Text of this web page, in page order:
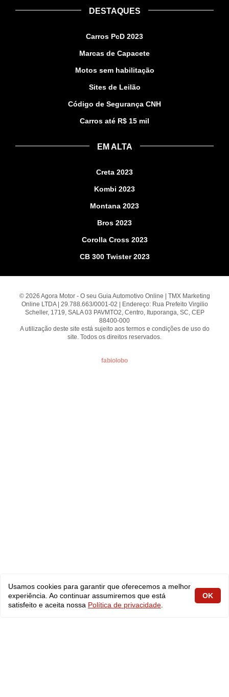
DESTAQUES
Carros PcD 2023
Marcas de Capacete
Motos sem habilitação
Sites de Leilão
Código de Segurança CNH
Carros até R$ 15 mil
EM ALTA
Creta 2023
Kombi 2023
Montana 2023
Bros 2023
Corolla Cross 2023
CB 300 Twister 2023
© 2026 Agora Motor - O seu Guia Automotivo Online | TMX Marketing
Online LTDA | 29.788.663/0001-02 | Endereço: Rua Prefeito Virgilio
Scheller, 1719, SALA 03 PAVMTO2, Centro, Ituporanga, SC, CEP
88400-000
A utilização deste site está sujeito aos termos e condições de uso do
site. Todos os direitos reservados.
fabiolobo
Usamos cookies para garantir que oferecemos a melhor
experiência. Ao continuar assumiremos que está
satisfeito e aceita nossa Política de privacidade
OK